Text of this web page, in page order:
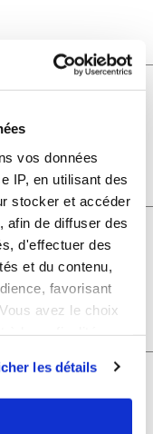
vos données
IP, en utilisant des
stocker et accéder
afin de diffuser des
d'effectuer des
et du contenu,
favorisant
avez le choix
relative aux
les détails
ouverture et
ouverture et
Happy Swan
ouverture et
Happy Swan